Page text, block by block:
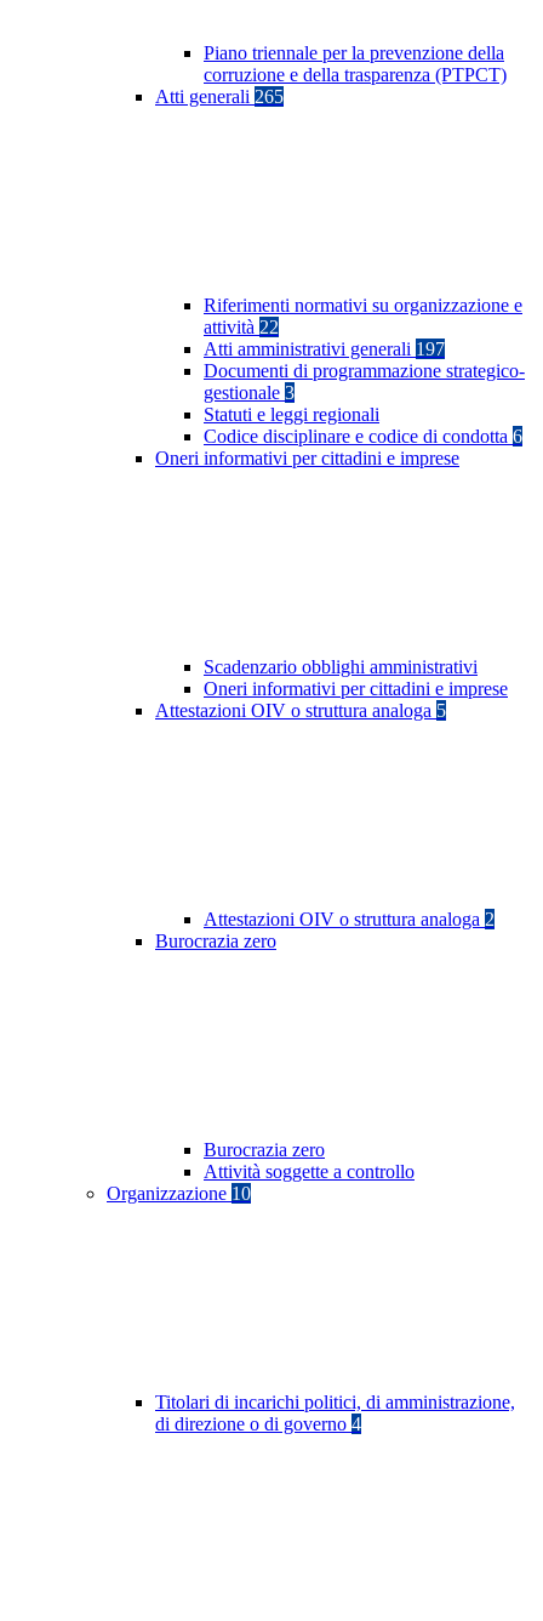
Piano triennale per la prevenzione della
corruzione e della trasparenza (PTPCT)
Atti generali 265
Riferimenti normativi su organizzazione e
attività 22
Atti amministrativi generali 197
Documenti di programmazione strategico-
gestionale 3
Statuti e leggi regionali
Codice disciplinare e codice di condotta 6
Oneri informativi per cittadini e imprese
Scadenzario obblighi amministrativi
Oneri informativi per cittadini e imprese
Attestazioni OIV o struttura analoga 5
Attestazioni OIV o struttura analoga 2
Burocrazia zero
Burocrazia zero
Attività soggette a controllo
Organizzazione 10
Titolari di incarichi politici, di amministrazione,
di direzione o di governo 4